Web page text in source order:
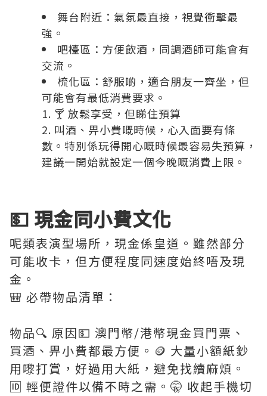
舞台附近：氣氛最直接，視覺衝擊最
強。
吧檯區：方便飲酒，同調酒師可能會有
交流。
梳化區：舒服啲，適合朋友一齊坐，但
可能會有最低消費要求。
🍸 放鬆享受，但睇住預算
叫酒、畀小費嘅時候，心入面要有條
數。特別係玩得開心嘅時候最容易失預算，
建議一開始就設定一個今晚嘅消費上限。
💵 現金同小費文化
呢類表演型場所，現金係皇道。雖然部分
可能收卡，但方便程度同速度始終唔及現
金。
🎒 必帶物品清單：
物品🔍 原因💵 澳門幣/港幣現金買門票、
買酒、畀小費都最方便。🪙 大量小額紙鈔
用嚟打賞，好過用大紙，避免找續麻煩。
🆔 輕便證件以備不時之需。🤫 收起手機切